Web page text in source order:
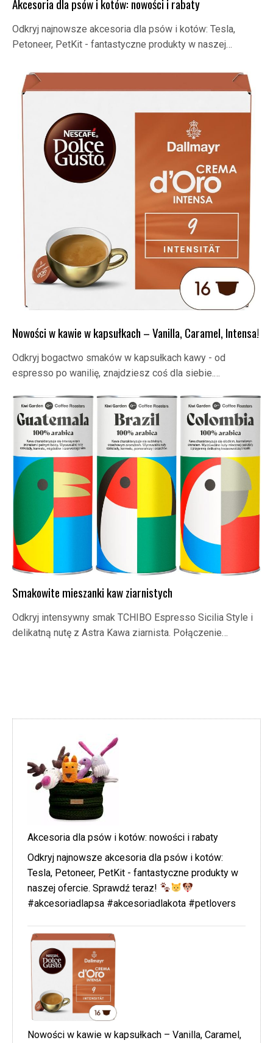
Akcesoria dla psów i kotów: nowości i rabaty
Odkryj najnowsze akcesoria dla psów i kotów: Tesla,
Petoneer, PetKit - fantastyczne produkty w naszej…
Nowości w kawie w kapsułkach – Vanilla, Caramel, Intensa!
Odkryj bogactwo smaków w kapsułkach kawy - od
espresso po wanilię, znajdziesz coś dla siebie.…
Smakowite mieszanki kaw ziarnistych
Odkryj intensywny smak TCHIBO Espresso Sicilia Style i
delikatną nutę z Astra Kawa ziarnista. Połączenie…
Akcesoria dla psów i kotów: nowości i rabaty
Odkryj najnowsze akcesoria dla psów i kotów:
Tesla, Petoneer, PetKit - fantastyczne produkty w
naszej ofercie. Sprawdź teraz!
#akcesoriadlapsa #akcesoriadlakota #petlovers
Nowości w kawie w kapsułkach – Vanilla, Caramel,